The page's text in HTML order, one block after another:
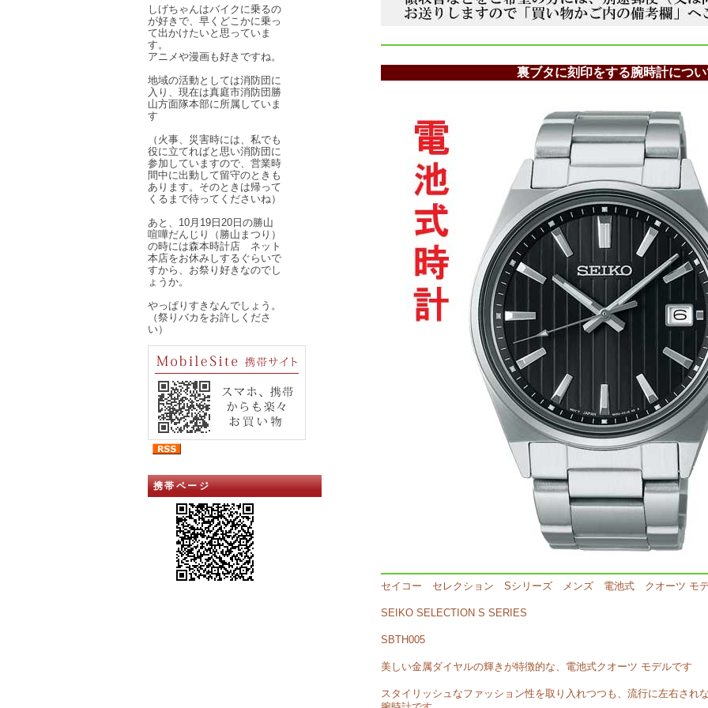
しげちゃんはバイクに乗るの
が好きで、早くどこかに乗っ
て出かけたいと思っていま
す。
アニメや漫画も好きですね。
地域の活動としては消防団に
入り、現在は真庭市消防団勝
山方面隊本部に所属していま
す
（火事、災害時には、私でも
役に立てればと思い消防団に
参加していますので、営業時
間中に出動して留守のときも
あります。そのときは帰って
くるまで待ってくださいね）
あと、10月19日20日の勝山
喧嘩だんじり（勝山まつり）
の時には森本時計店 ネット
本店をお休みしするぐらいで
すから、お祭り好きなのでし
ょうか。
やっぱりすきなんでしょう。
（祭りバカをお許しくださ
い）
携帯ページ
裏ブタに刻印をする腕時計につ
セイコー セレクション Sシリーズ メンズ 電池式 クオーツ モ
SEIKO SELECTION S SERIES
SBTH005
美しい金属ダイヤルの輝きが特徴的な、電池式クオーツ モデルです
スタイリッシュなファッション性を取り入れつつも、流行に左右され